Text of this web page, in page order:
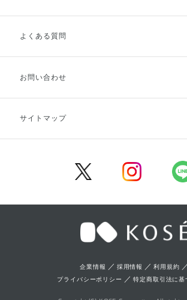
ご利用ガイドトップ
お支払方法
キャンセル・返品・交換
よくある質問
お問い合わせ
サイトマップ
企業情報 ／ 採用情報 ／利用規約 ／
プライバシーポリシー ／特定商取引法に基